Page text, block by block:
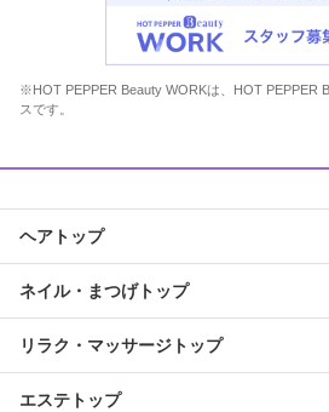
※HOT PEPPER Beauty WORKは、HOT PEPPER
スです。
ヘアトップ
ネイル・まつげトップ
リラク・マッサージトップ
エステトップ